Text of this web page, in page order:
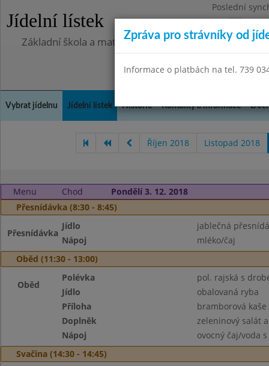
Jídelní lístek
Poslední
Pondělí
Základní škola a mateřská škola Chlumín, okres
Vybrat jídelnu Jídelní lístek Historie Kontakty a informace
Říjen 2018 Listopad 2018
Menu Chod
Pondělí 3. 12. 2018
Přesnídávka (8:30 - 8:45)
Přesnídávka
Jídlo
jablečná
Nápoj
mléko/čaj
Oběd (11:30 - 13:00)
Oběd
Polévka
pol. rajská s
Jídlo
obalovaná ryba
Příloha
bramborová kaše
Doplněk
zeleninový salát
Nápoj
ovocný čaj/voda
Svačina (14:30 - 14:45)
Zpráva pro strávníky od
Informace o platbách na tel. 739